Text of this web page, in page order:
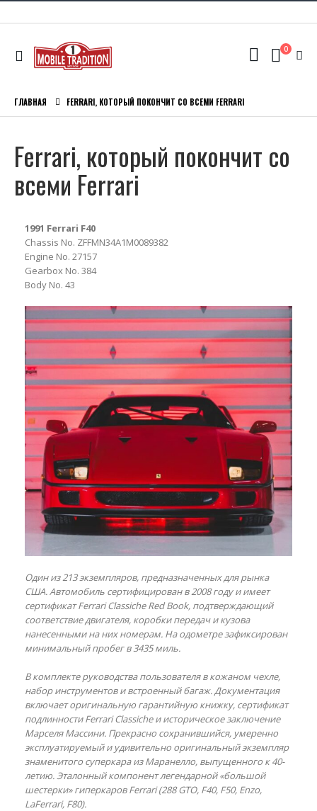
0
ГЛАВНАЯ FERRARI, КОТОРЫЙ ПОКОНЧИТ СО ВСЕМИ FERRARI
Ferrari, который покончит со
всеми Ferrari
1991 Ferrari F40
Chassis No. ZFFMN34A1M0089382
Engine No. 27157
Gearbox No. 384
Body No. 43
Один из 213 экземпляров, предназначенных для рынка
США. Автомобиль сертифицирован в 2008 году и имеет
сертификат Ferrari Classiche Red Book, подтверждающий
соответствие двигателя, коробки передач и кузова
нанесенными на них номерам. На одометре зафиксирован
минимальный пробег в 3435 миль.
В комплекте руководства пользователя в кожаном чехле,
набор инструментов и встроенный багаж. Документация
включает оригинальную гарантийную книжку, сертификат
подлинности Ferrari Classiche и историческое заключение
Марселя Массини. Прекрасно сохранившийся, умеренно
эксплуатируемый и удивительно оригинальный экземпляр
знаменитого суперкара из Маранелло, выпущенного к 40-
летию. Эталонный компонент легендарной «большой
шестерки» гиперкаров Ferrari (288 GTO, F40, F50, Enzo,
LaFerrari, F80).